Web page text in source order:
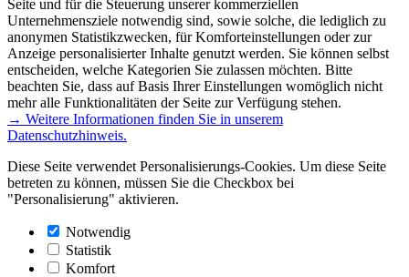
Seite und für die Steuerung unserer kommerziellen
Unternehmensziele notwendig sind, sowie solche, die lediglich zu
anonymen Statistikzwecken, für Komforteinstellungen oder zur
Anzeige personalisierter Inhalte genutzt werden. Sie können selbst
entscheiden, welche Kategorien Sie zulassen möchten. Bitte
beachten Sie, dass auf Basis Ihrer Einstellungen womöglich nicht
mehr alle Funktionalitäten der Seite zur Verfügung stehen.
→ Weitere Informationen finden Sie in unserem
Datenschutzhinweis.
Diese Seite verwendet Personalisierungs-Cookies. Um diese Seite
betreten zu können, müssen Sie die Checkbox bei
"Personalisierung" aktivieren.
Notwendig
Statistik
Komfort